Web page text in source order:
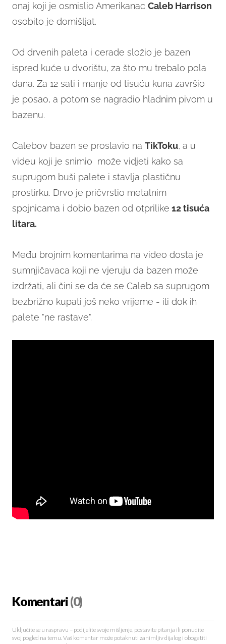
onaj koji je osmislio Amerikanac Caleb Harrison
osobito je domišljat.
Od drvenih paleta i cerade složio je bazen
ispred kuće u dvorištu, za što mu trebalo pola
dana. Za 12 sati i manje od tisuću kuna završio
je posao, a potom se nagradio hladnim pivom u
bazenu.
Calebov bazen se proslavio na TikToku, a u
videu koji je snimio može vidjeti kako sa
suprugom buši palete i stavlja plastičnu
prostirku. Drvo je pričvrstio metalnim
spojnicama i dobio bazen od otprilike 12 tisuća
litara.
Među brojnim komentarima na video dosta je
sumnjičavaca koji ne vjeruju da bazen može
izdržati, ali čini se da će se Caleb sa suprugom
bezbrižno kupati još neko vrijeme - ili dok ih
palete "ne rastave".
Komentari(0)
Uključite se u raspravu – podijelite svoje mišljenje, postavite pitanja ili ponudite
svoj pogled na temu. Vaš komentar može potaknuti zanimljiv dijalog i obogatiti